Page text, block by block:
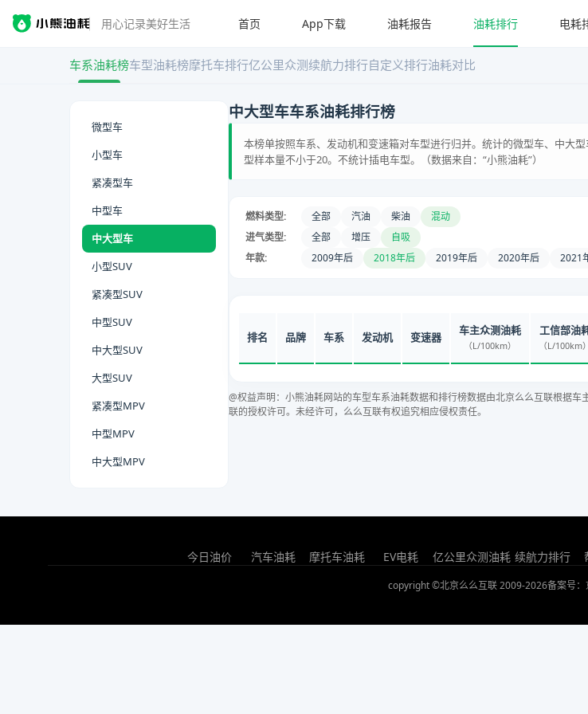
用心记录美好生活 首页 App下载 油耗报告 油耗排行 电耗
车系油耗榜车型油耗榜摩托车排行亿公里众测续航力排行自定义排行油耗对比
微型车
小型车
紧凑型车
中型车
中大型车
小型SUV
紧凑型SUV
中型SUV
中大型SUV
大型SUV
紧凑型MPV
中型MPV
中大型MPV
中大型车车系油耗排行榜
本榜单按照车系、发动机和变速箱对车型进行归并。统计的微型车、中大
型样本量不小于20。不统计插电车型。（数据来自：“小熊油耗”）
燃料类型: 全部 汽油 柴油 混动
进气类型:
全部 增压 自吸
年款:
2009年后 2018年后 2019年后 2020年后 2021
排名 品牌 车系 发动机 变速器 车主众测油耗
（L/100km）
工信部油
（L/100km）
@权益声明：小熊油耗网站的车型车系油耗数据和排行榜数据由北京么么互联根据
联的授权许可。未经许可，么么互联有权追究相应侵权责任。
今日油价 汽车油耗 摩托车油耗 EV电耗 亿公里众测油耗 续航力排行
copyright ©北京么么互联 2009-2026备案号